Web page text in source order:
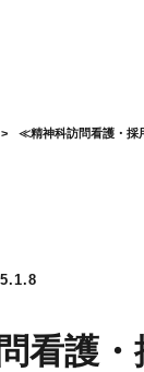
障がい者雇用
≪精神科訪問看護・採
看護・